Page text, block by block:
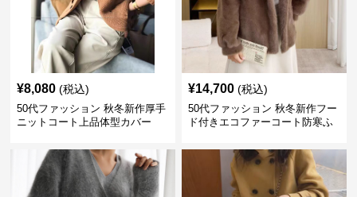
¥8,080 (税込)
50代ファッション 秋冬新作厚手
ニットコート上品体型カバー
¥14,700 (税込)
50代ファッション 秋冬新作フー
ド付きエコファーコート防寒ふ